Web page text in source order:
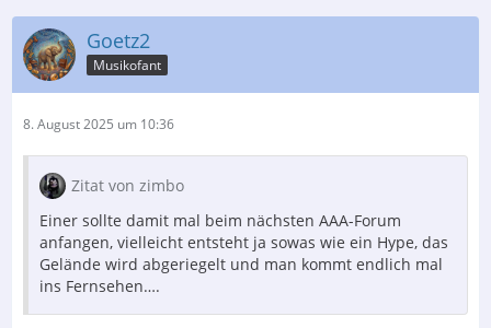
Goetz2
Musikofant
8. August 2025 um 10:36
Zitat von zimbo
Einer sollte damit mal beim nächsten AAA-Forum
anfangen, vielleicht entsteht ja sowas wie ein Hype, das
Gelände wird abgeriegelt und man kommt endlich mal
ins Fernsehen….